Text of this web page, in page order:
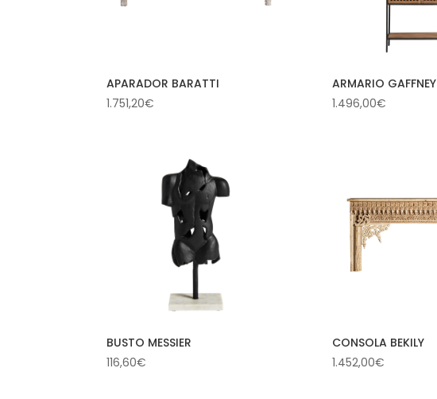
APARADOR BARATTI
1.751,20€
ARMARIO GAFFNEY
1.496,00€
BUSTO MESSIER
116,60€
CONSOLA BEKILY
1.452,00€